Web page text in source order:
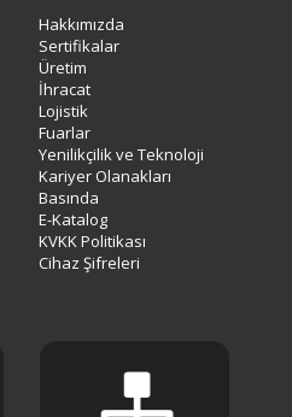
Hakkımızda
Sertifikalar
Üretim
İhracat
Lojistik
Fuarlar
Yenilikçilik ve Teknoloji
Kariyer Olanakları
Basında
E-Katalog
KVKK Politikası
Cihaz Şifreleri